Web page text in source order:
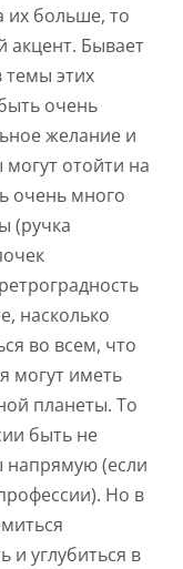
их больше, то
акцент. Бывает
темы этих
очень
желание и
могут отойти на
очень много
(ручка
насколько
во всем, что
могут иметь
планеты. То
быть не
напрямую (если
Но в
и углубиться в